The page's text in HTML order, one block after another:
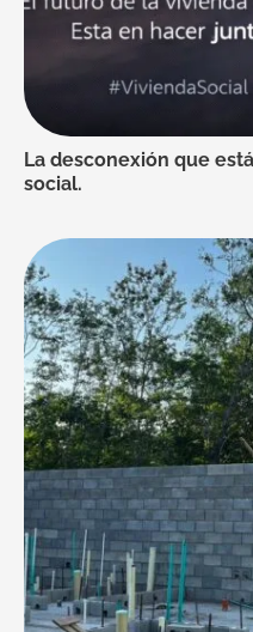
La desconexión que
social.